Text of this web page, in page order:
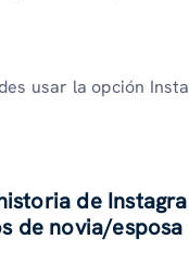
usar la opción
de
de novia/esposa